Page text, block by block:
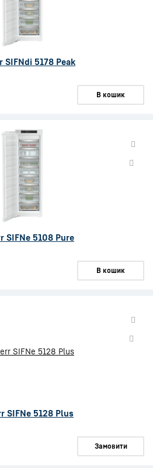
SIFNdi 5178 Peak
В кошик
SIFNe 5108 Pure
В кошик
SIFNe 5128 Plus
Замовити